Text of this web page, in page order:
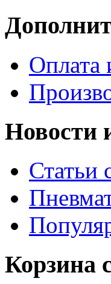
Оплата
Новости
Статьи
Корзина